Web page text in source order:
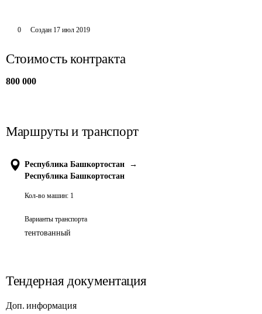
0 Создан 17 июл 2019
Стоимость контракта
800 000
Маршруты и транспорт
Республика Башкортостан
→
Республика Башкортостан
Кол-во машин: 1
Варианты транспорта
тентованный
Тендерная документация
Доп. информация